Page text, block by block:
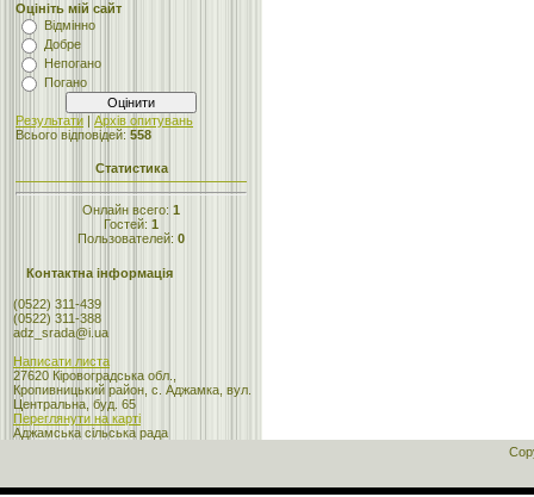
Оцініть мій сайт
Відмінно
Добре
Непогано
Погано
Результати | Архів опитувань
Всього відповідей: 558
Статистика
Онлайн всего: 1
Гостей: 1
Пользователей: 0
Контактна інформація
(0522) 311-439
(0522) 311-388
adz_srada@i.ua
Написати листа
27620 Кіровоградська обл.,
Кропивницький район, с. Аджамка, вул.
Центральна, буд. 65
Переглянути на карті
Аджамська сільська рада